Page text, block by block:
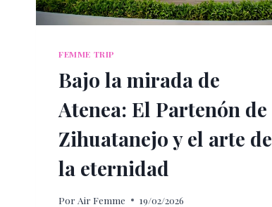
FEMME TRIP
Bajo la mirada de
Atenea: El Partenón de
Zihuatanejo y el arte de
la eternidad
Por Air Femme 19/02/2026